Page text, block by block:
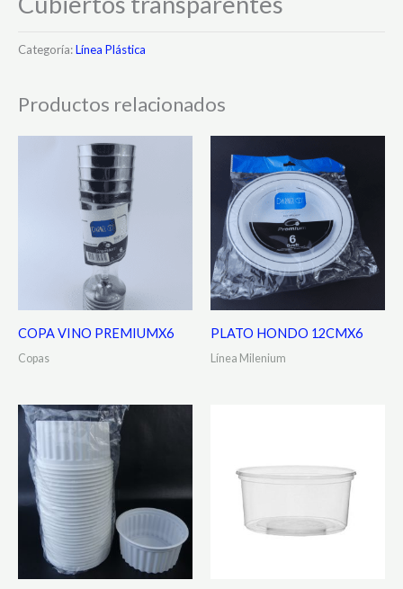
Categoría:Línea Plástica
Productos relacionados
COPA VINO PREMIUMX6
Copas
PLATO HONDO 12CMX6
Línea Milenium